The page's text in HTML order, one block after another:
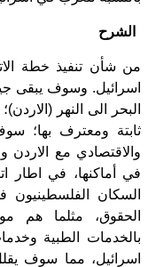
الشرح
من شأن تنفيذ خطة
اسرائيل. وسوف يبقى
البحر الى النهر
ثابتة ومعترف بها؛
والاقتصادي مع الاردن
في أماكنها، في اطار
السكان الفلسطينيون
الحقوق، مثلما هم
بالخدمات الطبية
اسرائيل، مما سوف